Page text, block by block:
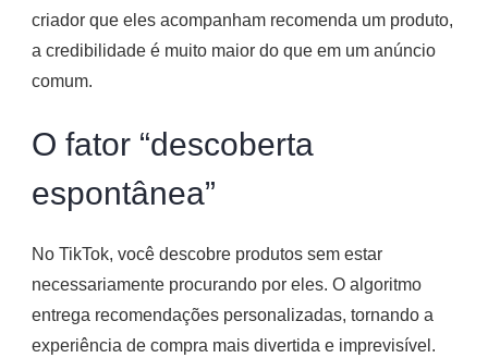
criador que eles acompanham recomenda um produto,
a credibilidade é muito maior do que em um anúncio
comum.
O fator “descoberta
espontânea”
No TikTok, você descobre produtos sem estar
necessariamente procurando por eles. O algoritmo
entrega recomendações personalizadas, tornando a
experiência de compra mais divertida e imprevisível.